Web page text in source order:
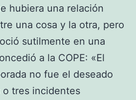
hubiera una relación
una cosa y la otra, pero
sutilmente en una
a la COPE: «El
no fue el deseado
tres incidentes